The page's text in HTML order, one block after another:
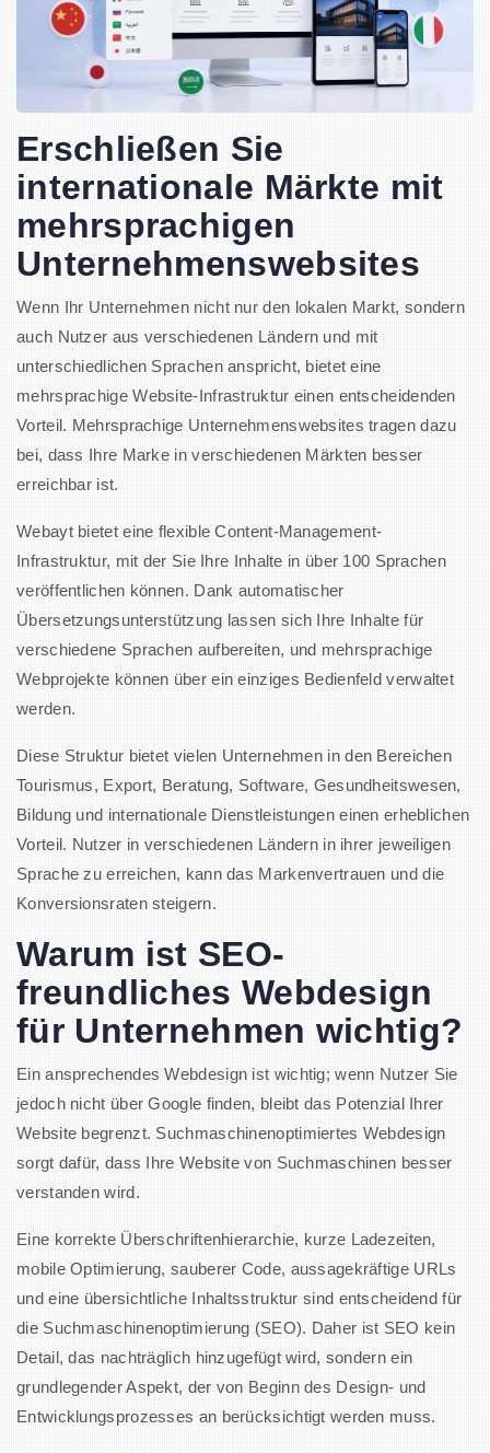
Erschließen Sie
internationale Märkte mit
mehrsprachigen
Unternehmenswebsites
Wenn Ihr Unternehmen nicht nur den lokalen Markt, sondern
auch Nutzer aus verschiedenen Ländern und mit
unterschiedlichen Sprachen anspricht, bietet eine
mehrsprachige Website-Infrastruktur einen entscheidenden
Vorteil. Mehrsprachige Unternehmenswebsites tragen dazu
bei, dass Ihre Marke in verschiedenen Märkten besser
erreichbar ist.
Webayt bietet eine flexible Content-Management-
Infrastruktur, mit der Sie Ihre Inhalte in über 100 Sprachen
veröffentlichen können. Dank automatischer
Übersetzungsunterstützung lassen sich Ihre Inhalte für
verschiedene Sprachen aufbereiten, und mehrsprachige
Webprojekte können über ein einziges Bedienfeld verwaltet
werden.
Diese Struktur bietet vielen Unternehmen in den Bereichen
Tourismus, Export, Beratung, Software, Gesundheitswesen,
Bildung und internationale Dienstleistungen einen erheblichen
Vorteil. Nutzer in verschiedenen Ländern in ihrer jeweiligen
Sprache zu erreichen, kann das Markenvertrauen und die
Konversionsraten steigern.
Warum ist SEO-
freundliches Webdesign
für Unternehmen wichtig?
Ein ansprechendes Webdesign ist wichtig; wenn Nutzer Sie
jedoch nicht über Google finden, bleibt das Potenzial Ihrer
Website begrenzt. Suchmaschinenoptimiertes Webdesign
sorgt dafür, dass Ihre Website von Suchmaschinen besser
verstanden wird.
Eine korrekte Überschriftenhierarchie, kurze Ladezeiten,
mobile Optimierung, sauberer Code, aussagekräftige URLs
und eine übersichtliche Inhaltsstruktur sind entscheidend für
die Suchmaschinenoptimierung (SEO). Daher ist SEO kein
Detail, das nachträglich hinzugefügt wird, sondern ein
grundlegender Aspekt, der von Beginn des Design- und
Entwicklungsprozesses an berücksichtigt werden muss.